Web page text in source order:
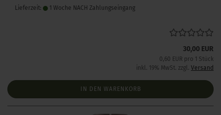
Lieferzeit: 1 Woche NACH Zahlungseingang
30,00 EUR
0,60 EUR pro 1 Stück
inkl. 19% MwSt. zzgl. Versand
IN DEN WARENKORB